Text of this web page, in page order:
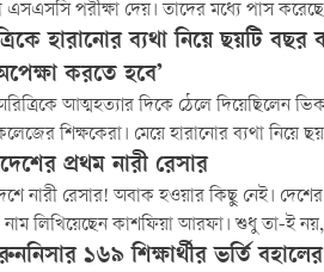
এসএসসি পরীক্ষা দেয়। তাদের মধ্যে পাস
৫৫ জন। পাসের হার ৯৭ দশমিক ৪০
পরীক্ষায় অংশ নিয়েছিল ২ হাজার ২০৬ জন।
১৬১ জন ও ফেল করেছিল ৩৪ জন। পাসের হার
হারানোর ব্যথা নিয়ে ছয়টি
করতে হবে’
আত্মহত্যার দিকে ঠেলে দিয়েছিলেন
শিক্ষকেরা। মেয়ে হারানোর ব্যথা নিয়ে
জন্য আর কত অপেক্ষা করতে হবে?’
নবম শ্রেণির মেধাবী ছাত্রী অরিত্রীর বাবা
সম্মেলনে।
প্রথম নারী রেসার
নারী রেসার! অবাক হওয়ার কিছু নেই। দেশের
নাম লিখিয়েছেন কাশফিয়া আরফা। শুধু তা-ই
চ্যাম্পিয়নশিপ ২০২৪-এর দ্বিতীয় রাউন্ডে
১৬৯ শিক্ষার্থীর ভর্তি